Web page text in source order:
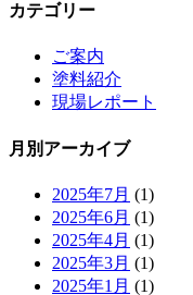
カテゴリー
ご案内
塗料紹介
現場レポート
月別アーカイブ
2025年7月 (1)
2025年6月 (1)
2025年4月 (1)
2025年3月 (1)
2025年1月 (1)